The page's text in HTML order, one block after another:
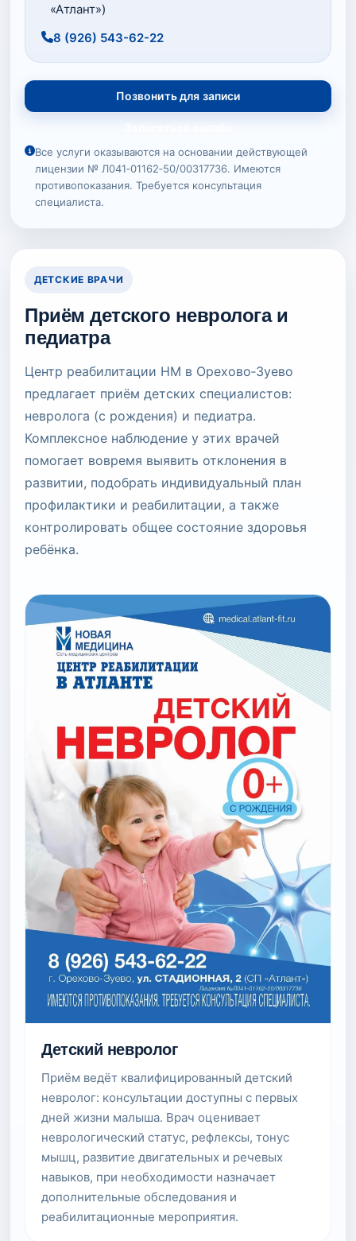
«Атлант»)
8 (926) 543-62-22
Позвонить для записи
Все услуги оказываются на основании действующей
лицензии № Л041‑01162‑50/00317736. Имеются
противопоказания. Требуется консультация
специалиста.
ДЕТСКИЕ ВРАЧИ
Приём детского невролога и
педиатра
Центр реабилитации НМ в Орехово‑Зуево
предлагает приём детских специалистов:
невролога (с рождения) и педиатра.
Комплексное наблюдение у этих врачей
помогает вовремя выявить отклонения в
развитии, подобрать индивидуальный план
профилактики и реабилитации, а также
контролировать общее состояние здоровья
ребёнка.
Детский невролог
Приём ведёт квалифицированный детский
невролог: консультации доступны с первых
дней жизни малыша. Врач оценивает
неврологический статус, рефлексы, тонус
мышц, развитие двигательных и речевых
навыков, при необходимости назначает
дополнительные обследования и
реабилитационные мероприятия.